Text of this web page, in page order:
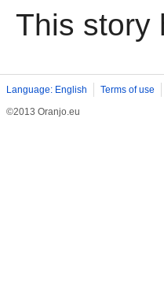
This story
Language: English Terms of use
©2013 Oranjo.eu